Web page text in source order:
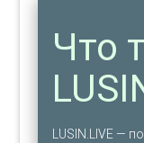
Что
LUSIN.LIVE —